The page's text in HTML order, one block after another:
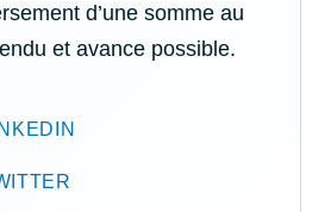
d’une somme au
et avance possible.